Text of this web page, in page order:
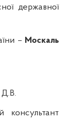
державної
– Москаль
Д.В.
консультант